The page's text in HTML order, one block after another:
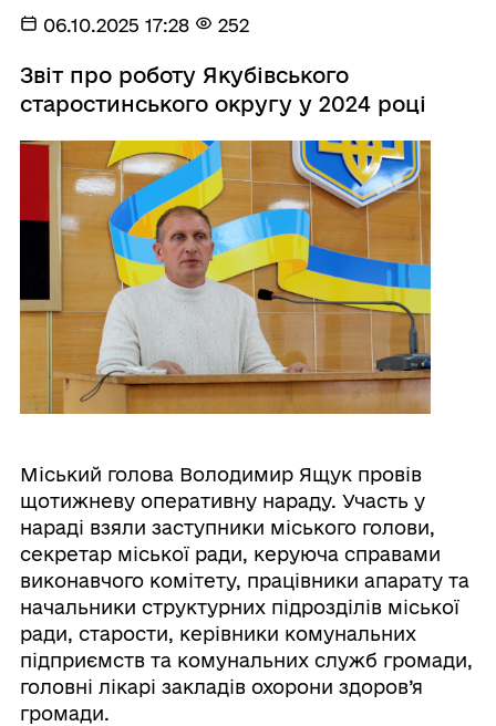
06.10.2025 17:28 252
Звіт про роботу Якубівського
старостинського округу у 2024 році
Міський голова Володимир Ящук провів
щотижневу оперативну нараду. Участь у
нараді взяли заступники міського голови,
секретар міської ради, керуюча справами
виконавчого комітету, працівники апарату та
начальники структурних підрозділів міської
ради, старости, керівники комунальних
підприємств та комунальних служб громади,
головні лікарі закладів охорони здоров’я
громади.